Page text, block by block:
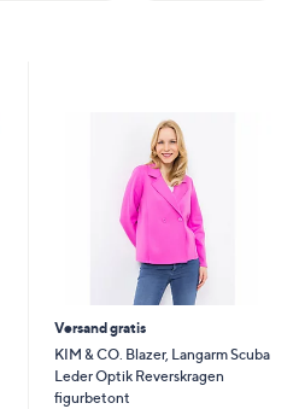
Versand gratis
KIM & CO. Blazer, Langarm Scuba
Leder Optik Reverskragen
figurbetont